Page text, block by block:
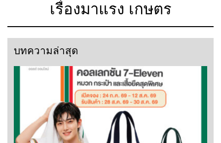
เรื่องมาแรง เกษตร
บทความล่าสุด